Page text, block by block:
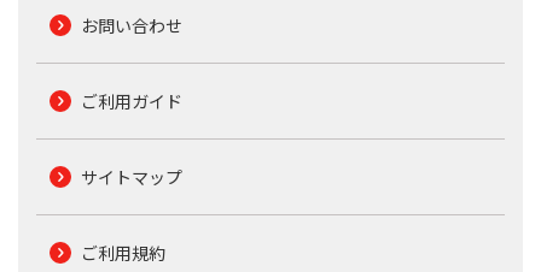
お問い合わせ
ご利用ガイド
サイトマップ
ご利用規約